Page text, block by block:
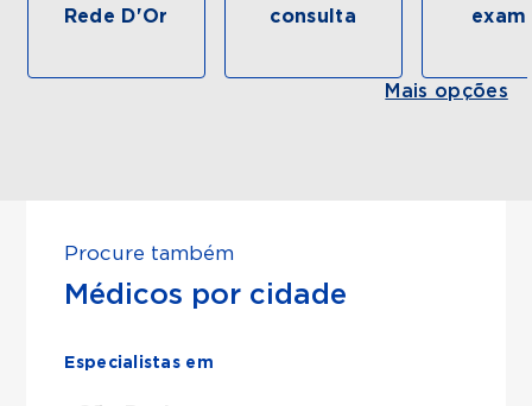
Rede D'Or
consulta
Mais opções
Procure também
Médicos por cidade
Especialistas em